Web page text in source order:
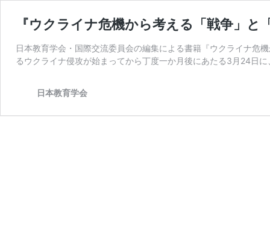
『ウクライナ危機から考える「戦争」
日本教育学会・国際交流委員会の編集による書籍『ウクライナ危
るウクライナ侵攻が始まってから丁度一か月後にあたる3月24日
日本教育学会